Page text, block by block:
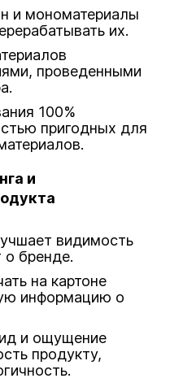
и мономатериалы
их.
проведенными
100%
пригодных для
и
видимость
о бренде.
на картоне
информацию о
и ощущение
продукту,